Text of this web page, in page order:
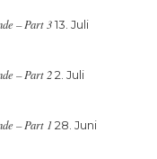
– Part 3 13. Juli
– Part 2 2. Juli
– Part 1 28. Juni